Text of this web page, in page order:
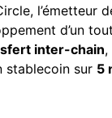
l’émetteur
d’un
inter-chain,
stablecoin sur 5